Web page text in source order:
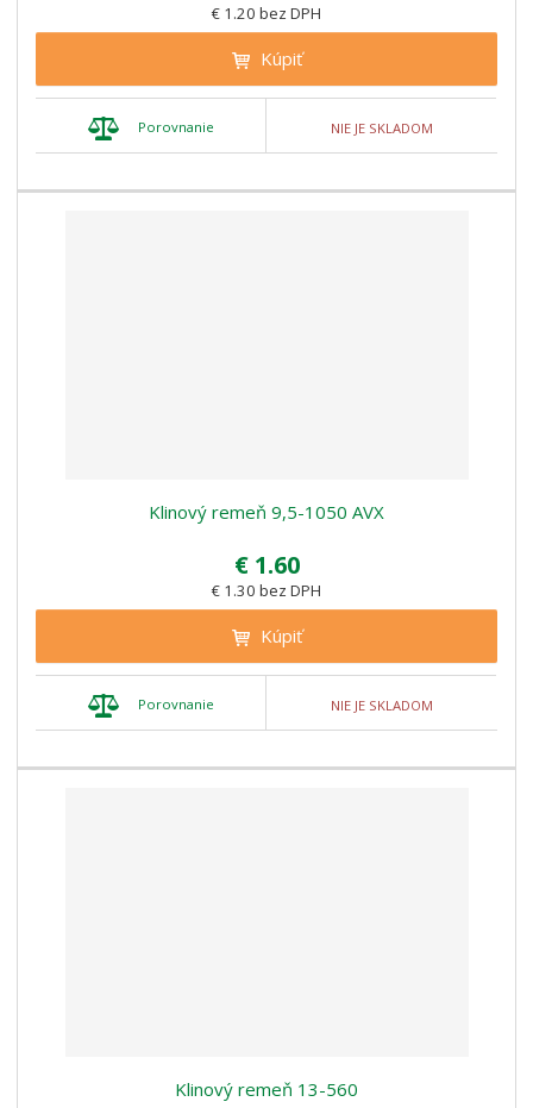
€ 1.20 bez DPH
Kúpiť
Porovnanie NIE JE SKLADOM
Klinový remeň 9,5-1050 AVX
€ 1.60
€ 1.30 bez DPH
Kúpiť
Porovnanie NIE JE SKLADOM
Klinový remeň 13-560